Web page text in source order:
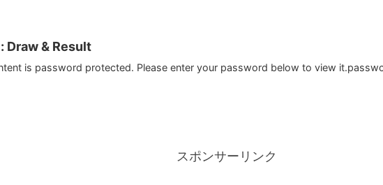
Draw & Result
is password protected. Please enter your password below to view
スポンサーリンク